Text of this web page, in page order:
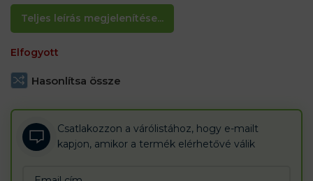
Teljes leírás megjelenítése...
Elfogyott
Hasonlítsa össze
Csatlakozzon a várólistához, hogy e-mailt
kapjon, amikor a termék elérhetővé válik